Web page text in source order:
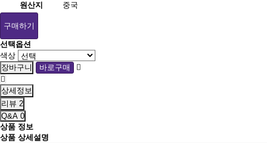
원산지
중국
구매하기
선택옵션
색상
상세정보
리뷰 2
Q&A 0
상품 정보
상품 상세설명